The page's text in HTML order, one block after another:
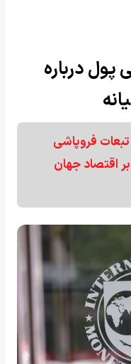
درباره
فروپاشی
اقتصاد جهان